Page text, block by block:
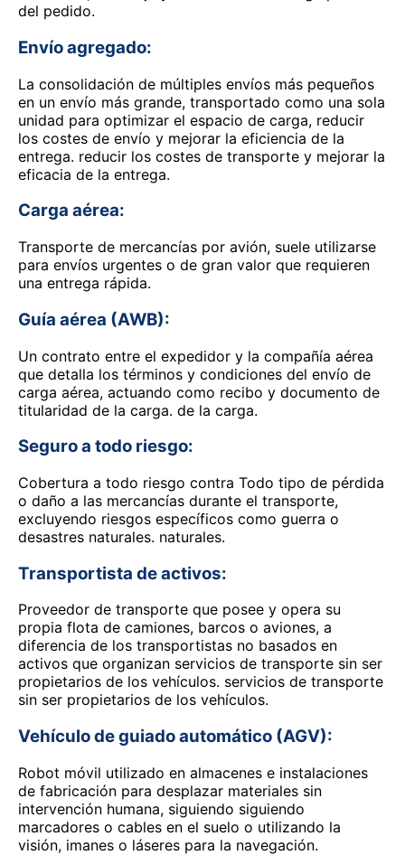
del pedido.
Envío agregado:
La consolidación de múltiples envíos más pequeños
en un envío más grande, transportado como una sola
unidad para optimizar el espacio de carga, reducir
los costes de envío y mejorar la eficiencia de la
entrega. reducir los costes de transporte y mejorar la
eficacia de la entrega.
Carga aérea:
Transporte de mercancías por avión, suele utilizarse
para envíos urgentes o de gran valor que requieren
una entrega rápida.
Guía aérea (AWB):
Un contrato entre el expedidor y la compañía aérea
que detalla los términos y condiciones del envío de
carga aérea, actuando como recibo y documento de
titularidad de la carga. de la carga.
Seguro a todo riesgo:
Cobertura a todo riesgo contra Todo tipo de pérdida
o daño a las mercancías durante el transporte,
excluyendo riesgos específicos como guerra o
desastres naturales. naturales.
Transportista de activos:
Proveedor de transporte que posee y opera su
propia flota de camiones, barcos o aviones, a
diferencia de los transportistas no basados en
activos que organizan servicios de transporte sin ser
propietarios de los vehículos. servicios de transporte
sin ser propietarios de los vehículos.
Vehículo de guiado automático (AGV):
Robot móvil utilizado en almacenes e instalaciones
de fabricación para desplazar materiales sin
intervención humana, siguiendo siguiendo
marcadores o cables en el suelo o utilizando la
visión, imanes o láseres para la navegación.